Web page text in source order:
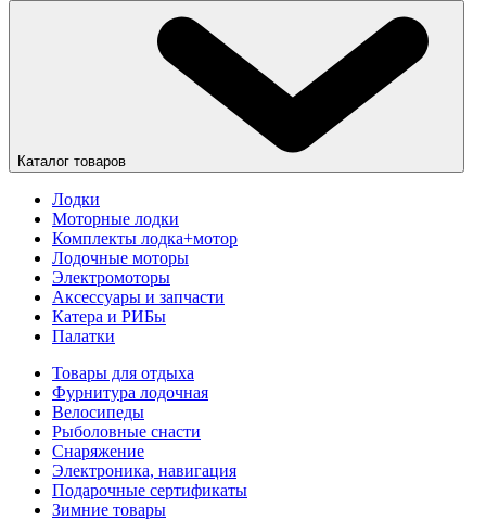
Каталог товаров
Лодки
Моторные лодки
Комплекты лодка+мотор
Лодочные моторы
Электромоторы
Аксессуары и запчасти
Катера и РИБы
Палатки
Товары для отдыха
Фурнитура лодочная
Велосипеды
Рыболовные снасти
Снаряжение
Электроника, навигация
Подарочные сертификаты
Зимние товары